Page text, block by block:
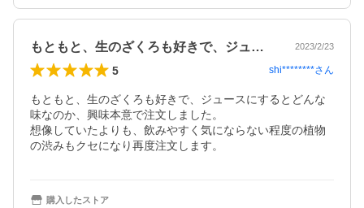
もともと、生のざくろも好きで、ジュース… 2023/2/23
5 shi********さん
もともと、生のざくろも好きで、ジュースにするとどんな
味なのか、興味本意で注文しました。
想像していたよりも、飲みやすく気にならない程度の植物
の渋みもクセになり再度注文します。
購入したストア